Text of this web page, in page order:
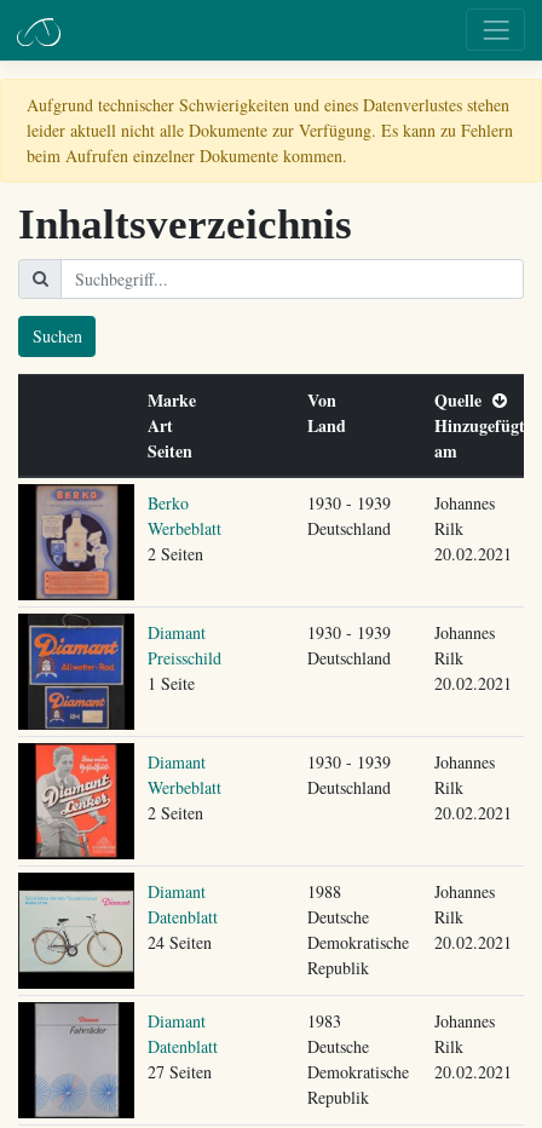
Aufgrund technischer Schwierigkeiten und eines Datenverlustes stehen
leider aktuell nicht alle Dokumente zur Verfügung. Es kann zu Fehlern
beim Aufrufen einzelner Dokumente kommen.
Inhaltsverzeichnis
Suchen
Marke
Art
Seiten
Von
Land
Quelle
Hinzugefügt
am
Berko
Werbeblatt
2 Seiten
1930 - 1939
Deutschland
Johannes
Rilk
20.02.2021
Diamant
Preisschild
1 Seite
1930 - 1939
Deutschland
Johannes
Rilk
20.02.2021
Diamant
Werbeblatt
2 Seiten
1930 - 1939
Deutschland
Johannes
Rilk
20.02.2021
Diamant
Datenblatt
24 Seiten
1988
Deutsche
Demokratische
Republik
Johannes
Rilk
20.02.2021
Diamant
Datenblatt
27 Seiten
1983
Deutsche
Demokratische
Republik
Johannes
Rilk
20.02.2021